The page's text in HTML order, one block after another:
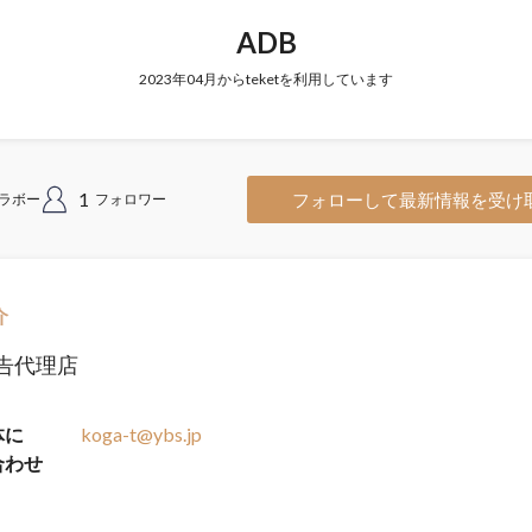
ADB
2023年04月からteketを利用しています
ボー 1 フォロワー フォローして最新情報を受け
代理店
に
わせ
koga-t@ybs.jp